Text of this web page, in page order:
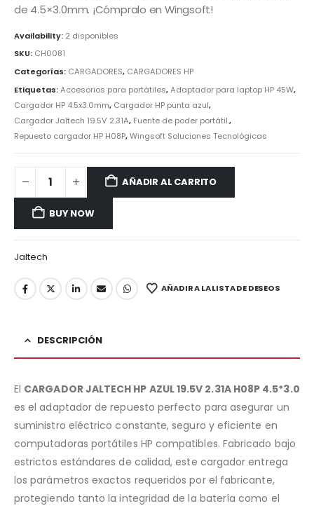
de 4.5×3.0mm. ¡Cómpralo en Wingsoft!
Availability: 2 disponibles
SKU: CH0081
Categorías: CARGADORES, CARGADORES HP
Etiquetas:Accesorios para portátiles,Adaptador para laptop HP 45W,
Cargador HP 4.5x3.0mm, Cargador HP punta azul,
Cargador Jaltech 19.5V 2.31A, Fuente de poder portátil.,
Repuesto cargador HP H08P,Wingsoft Soluciones Tecnológicas
AÑADIR AL CARRITO
BUY NOW
Jaltech
AÑADIR A LA LISTA DE DESEOS
DESCRIPCIÓN
El CARGADOR JALTECH HP AZUL 19.5V 2.31A H08P 4.5*3.0
es el adaptador de repuesto perfecto para asegurar un
suministro eléctrico constante, seguro y eficiente en
computadoras portátiles HP compatibles. Fabricado bajo
estrictos estándares de calidad, este cargador entrega
los parámetros exactos requeridos por el fabricante,
protegiendo tanto la integridad de la batería como el